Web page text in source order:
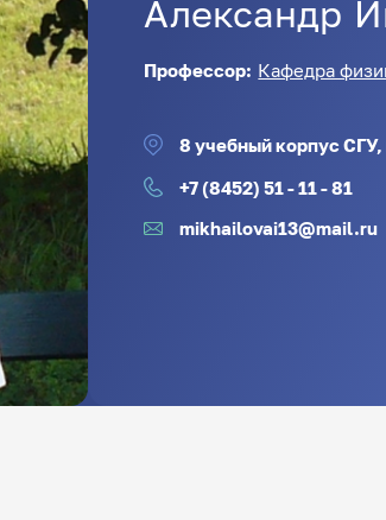
Александр
Профессор: Кафедра
8 учебный корпус
+7 (8452) 51 - 11 - 81
mikhailovai13@mail.ru